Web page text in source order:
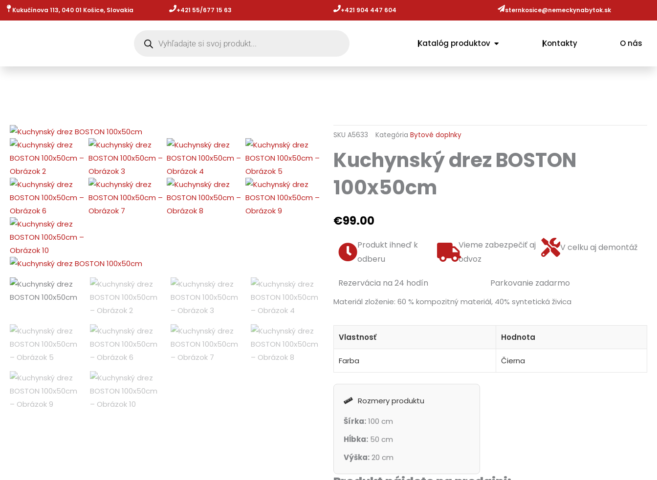
Preskočiť
na
Kukučínova 113, 040 01 Košice, Slovakia +421 55/677 15 63 +421 904 447 604​ sternkosice@nemeckynabytok.sk
Katalóg produktov OPEN KATALÓG PRODUKTOV
Kontakty O nás
SKU A5633 Kategória Bytové doplnky
Kuchynský drez BOSTON
100x50cm
€99.00
Produkt ihneď k
odberu
Vieme zabezpečiť aj
odvoz
V celku aj demontáž
Rezervácia na 24 hodín Parkovanie zadarmo
Materiál zloženie: 60 % kompozitný materiál, 40% syntetická živica
Vlastnosť Hodnota
Farba Čierna
Rozmery produktu
Šírka:100 cm
Hĺbka: 50 cm
Výška:20 cm